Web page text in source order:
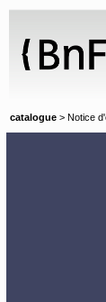
catalogue > Notice